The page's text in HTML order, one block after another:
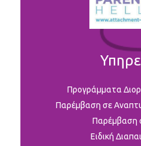
Προγράμματα
Παρέμβαση σε
Παρέμβαση
Ειδική